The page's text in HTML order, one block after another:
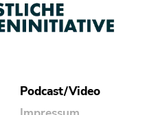
Podcast/Video